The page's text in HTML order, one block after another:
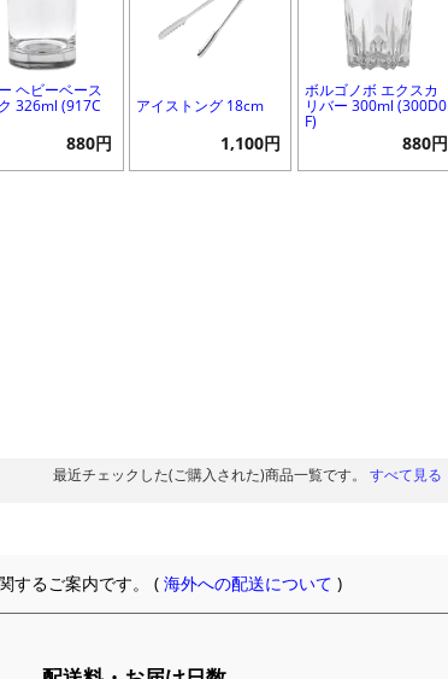
ヘビーベース
326ml (917C
880円
アイストング 18cm
1,100円
ボルゴノボ エクスカ
リバー 300ml (300D0
F)
880円
最近チェックした(ご購入された)商品一覧です。 すべて見る
するご案内です。 (海外への配送について )